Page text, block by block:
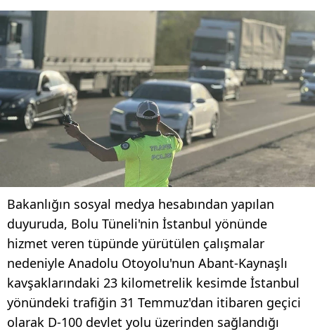
Bakanlığın sosyal medya hesabından yapılan
duyuruda, Bolu Tüneli'nin İstanbul yönünde
hizmet veren tüpünde yürütülen çalışmalar
nedeniyle Anadolu Otoyolu'nun Abant-Kaynaşlı
kavşaklarındaki 23 kilometrelik kesimde İstanbul
yönündeki trafiğin 31 Temmuz'dan itibaren geçici
olarak D-100 devlet yolu üzerinden sağlandığı